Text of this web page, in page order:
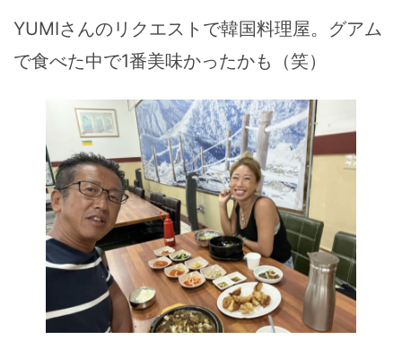
YUMIさんのリクエストで韓国料理屋。グアム
で食べた中で1番美味かったかも（笑）